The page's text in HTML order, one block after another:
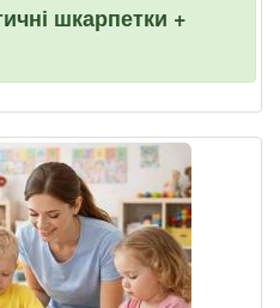
шкарпетки +